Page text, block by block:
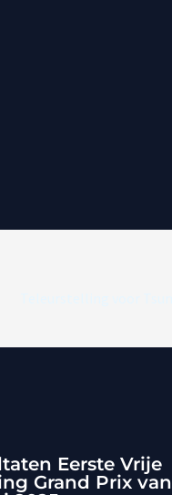
Eerste Vrije
Grand Prix van